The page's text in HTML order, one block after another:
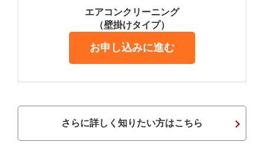
エアコンクリーニング
（壁掛けタイプ）
お申し込みに進む
さらに詳しく知りたい方はこちら